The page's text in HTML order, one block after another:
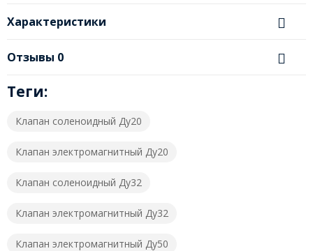
Характеристики
Отзывы 0
Теги:
Клапан соленоидный Ду20
Клапан электромагнитный Ду20
Клапан соленоидный Ду32
Клапан электромагнитный Ду32
Клапан электромагнитный Ду50